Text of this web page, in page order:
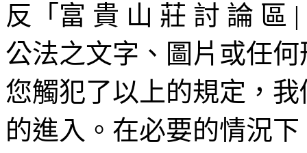
反「富 貴 山 莊 討 論 區
公法之文字、圖片或任
您觸犯了以上的規定，
的進入。在必要的情況